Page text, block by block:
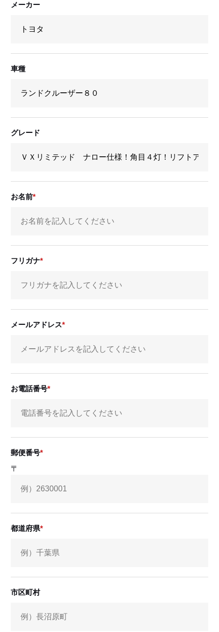
メーカー
車種
グレード
お名前
フリガナ
メールアドレス
お電話番号
郵便番号
〒
都道府県
市区町村